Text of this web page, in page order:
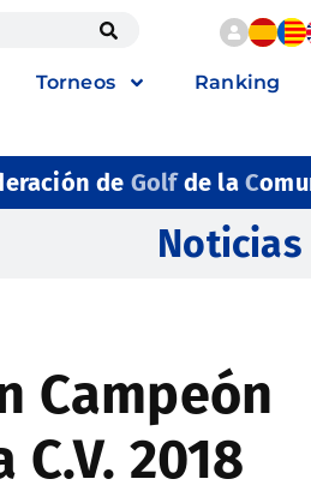
Torneos Ranking
de Golfde la C
Noticias
Campeón
2018